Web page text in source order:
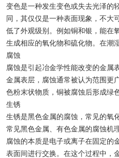
变色是一种发生变色或失去光泽的
同，其仅仅是一种表面现象，不大
低了外观级别。例如铜和银，能在
生成相应的氧化物和硫化物。在潮
腐蚀
腐蚀是引起冶金学性能改变的金属
金属表层，腐蚀通常被认为范围更
色粉末状物质，铜被腐蚀后形成绿
生锈
生锈是黑色金属的腐蚀，常见的氧
常见黑色金属、有色金属的腐蚀机
腐蚀的本质是电子或离子在固定的
表面间进行交换。在这个过程中，